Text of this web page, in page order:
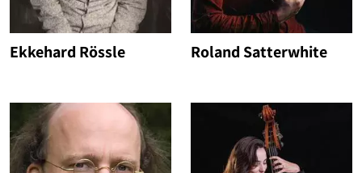
Ekkehard Rössle Roland Satterwhite